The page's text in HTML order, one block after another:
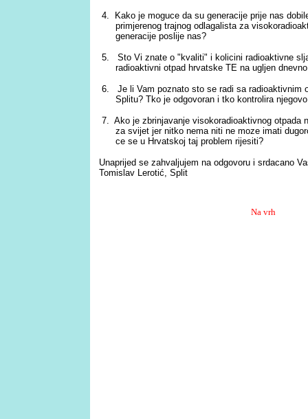
4. Kako je moguce da su generacije prije nas
primjerenog trajnog odlagalista za
generacije poslije nas?
5. Sto Vi znate o "kvaliti" i kolicini radioaktivne
radioaktivni otpad hrvatske TE na ugljen
6. Je li Vam poznato sto se radi sa radioaktivnim
Splitu? Tko je odgovoran i tko kontrolira
7. Ako je zbrinjavanje visokoradioaktivnog otpada
za svijet jer nitko nema niti ne moze imati
ce se u Hrvatskoj taj problem rijesiti?
Unaprijed se zahvaljujem na odgovoru i srdacano
Tomislav Lerotić, Split
Na vrh